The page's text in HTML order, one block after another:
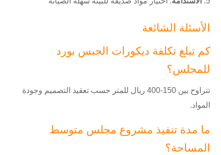
الأسئلة الشائعة
كم تبلغ تكلفة ديكورات الجبس بورد
للمجلس؟
تتراوح بين 150-400 ريال للمتر حسب تعقيد التصميم وجودة
المواد.
ما مدة تنفيذ مشروع مجلس متوسط
المساحة؟